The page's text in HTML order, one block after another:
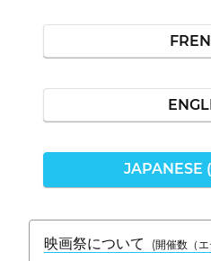
JAPANESE
映画祭について (開催数（